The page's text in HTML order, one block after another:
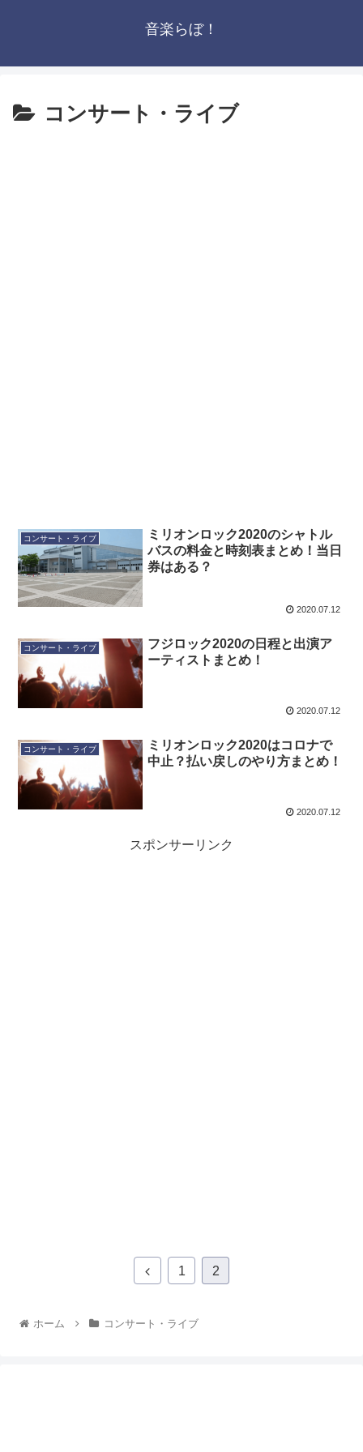
音楽らぼ！
コンサート・ライブ
コンサート・ライブ
ミリオンロック2020のシャトル
バスの料金と時刻表まとめ！当日
券はある？
2020.07.12
コンサート・ライブ
フジロック2020の日程と出演ア
ーティストまとめ！
2020.07.12
コンサート・ライブ
ミリオンロック2020はコロナで
中止？払い戻しのやり方まとめ！
2020.07.12
スポンサーリンク
1 2
ホーム コンサート・ライブ